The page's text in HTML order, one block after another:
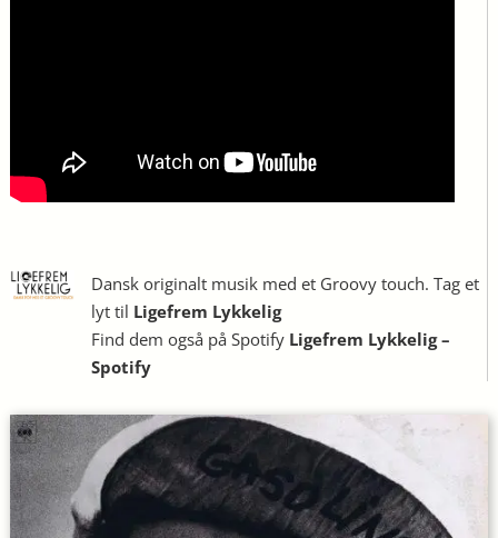
Dansk originalt musik med et Groovy touch. Tag et
lyt til Ligefrem Lykkelig
Find dem også på Spotify Ligefrem Lykkelig –
Spotify